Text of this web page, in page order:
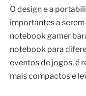
O design e a
importantes a
notebook gamer
notebook para
eventos de jogos, é
mais compactos e